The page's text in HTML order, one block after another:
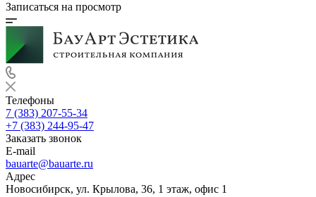
Записаться на просмотр
Телефоны
7 (383) 207-55-34
+7 (383) 244-95-47
Заказать звонок
E-mail
bauarte@bauarte.ru
Адрес
Новосибирск, ул. Крылова, 36, 1 этаж, офис 1